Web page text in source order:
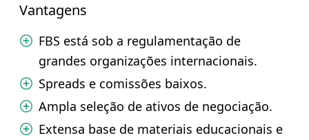
Vantagens
FBS está sob a regulamentação de
grandes organizações internacionais.
Spreads e comissões baixos.
Ampla seleção de ativos de negociação.
Extensa base de materiais educacionais e